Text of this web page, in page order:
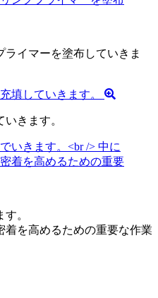
ライマーを塗布していきま
きます。
。
を高めるための重要な作業